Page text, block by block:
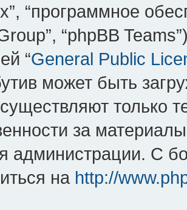
“программное
“phpBB
“General Public
может быть
только
за
администрации. С
на http://